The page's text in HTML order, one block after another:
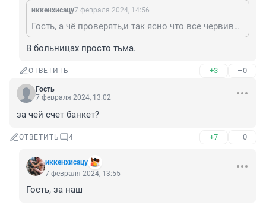
иккенхисацу7 февраля 2024, 14:56
Гость, а чё проверять,и так ясно что все червивые,а потом они идут в детсады,школы,общепит
В больницах просто тьма.
ОТВЕТИТЬ +3 –0
Гость
7 февраля 2024, 13:02
за чей счет банкет?
ОТВЕТИТЬ 4 +7 –0
иккенхисацу
7 февраля 2024, 13:55
Гость, за наш